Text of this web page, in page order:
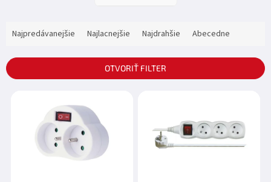
R
e
n
Najpredávanejšie Najlacnejšie Najdrahšie Abecedne
OTVORIŤ FILTER